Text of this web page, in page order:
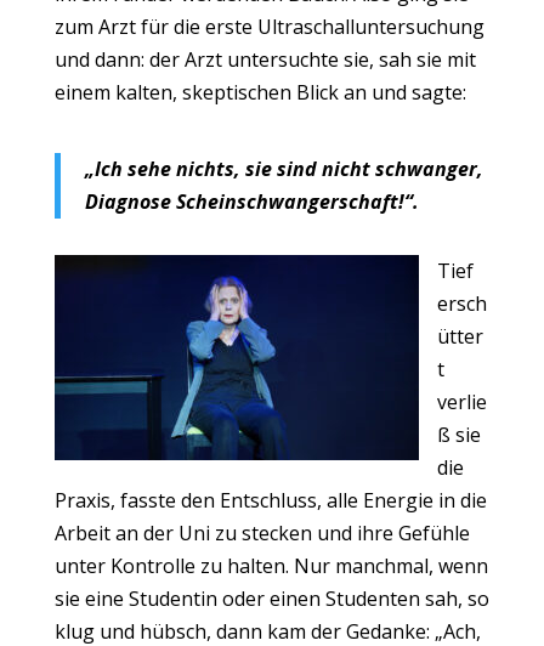
zum Arzt für die erste Ultraschalluntersuchung
und dann: der Arzt untersuchte sie, sah sie mit
einem kalten, skeptischen Blick an und sagte:
„Ich sehe nichts, sie sind nicht schwanger,
Diagnose Scheinschwangerschaft!“.
Tief
ersch
ütter
t
verlie
ß sie
die
Praxis, fasste den Entschluss, alle Energie in die
Arbeit an der Uni zu stecken und ihre Gefühle
unter Kontrolle zu halten. Nur manchmal, wenn
sie eine Studentin oder einen Studenten sah, so
klug und hübsch, dann kam der Gedanke: „Ach,